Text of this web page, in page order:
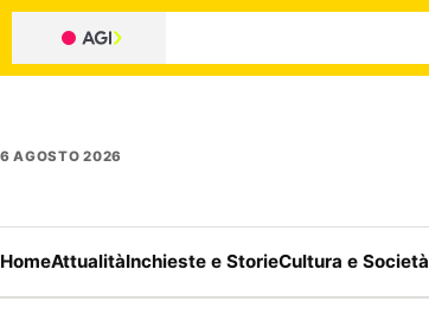
6 AGOSTO 2026
HomeAttualitàInchieste e StorieCultura e Società